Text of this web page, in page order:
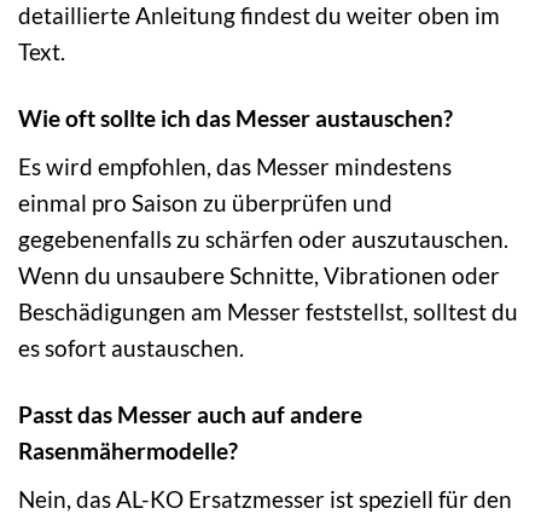
detaillierte Anleitung findest du weiter oben im
Text.
Wie oft sollte ich das Messer austauschen?
Es wird empfohlen, das Messer mindestens
einmal pro Saison zu überprüfen und
gegebenenfalls zu schärfen oder auszutauschen.
Wenn du unsaubere Schnitte, Vibrationen oder
Beschädigungen am Messer feststellst, solltest du
es sofort austauschen.
Passt das Messer auch auf andere
Rasenmähermodelle?
Nein, das AL-KO Ersatzmesser ist speziell für den